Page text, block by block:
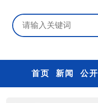
首页 新闻 公开